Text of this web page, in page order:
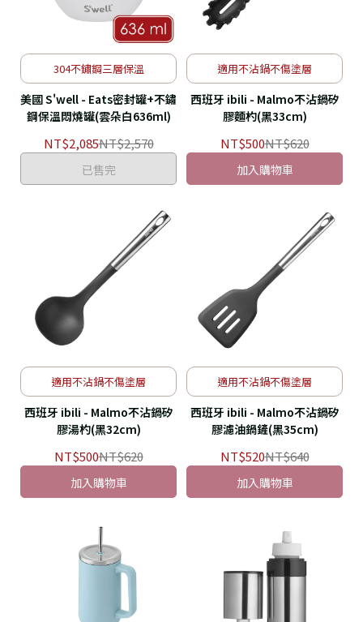
304不鏽鋼三層保溫
美國 S'well - Eats密封罐+不鏽
鋼保溫悶燒罐(雲朵白636ml)
NT$2,085NT$2,570
已售完
適用不沾鍋不傷塗層
西班牙 ibili - Malmo不沾鍋矽
膠麵杓(黑33cm)
NT$500NT$620
加入購物車
適用不沾鍋不傷塗層
西班牙 ibili - Malmo不沾鍋矽
膠湯杓(黑32cm)
NT$500NT$620
加入購物車
適用不沾鍋不傷塗層
西班牙 ibili - Malmo不沾鍋矽
膠濾油鍋鏟(黑35cm)
NT$520NT$640
加入購物車